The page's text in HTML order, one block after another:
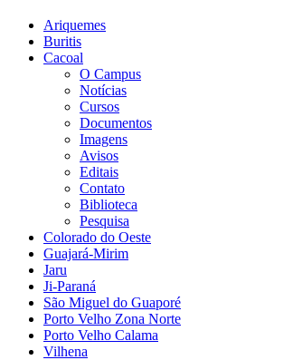
Ariquemes
Buritis
Cacoal
O Campus
Notícias
Cursos
Documentos
Imagens
Avisos
Editais
Contato
Biblioteca
Pesquisa
Colorado do Oeste
Guajará-Mirim
Jaru
Ji-Paraná
São Miguel do Guaporé
Porto Velho Zona Norte
Porto Velho Calama
Vilhena